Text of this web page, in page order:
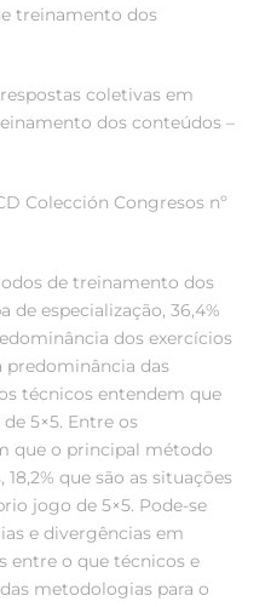
treinamento dos
coletivas em
dos conteúdos –
Colección Congresos nº
de treinamento dos
de especialização, 36,4%
dos exercícios
predominância das
técnicos entendem que
5×5. Entre os
que o principal método
que são as situações
jogo de 5×5. Pode-se
e divergências em
entre o que técnicos e
metodologias para o